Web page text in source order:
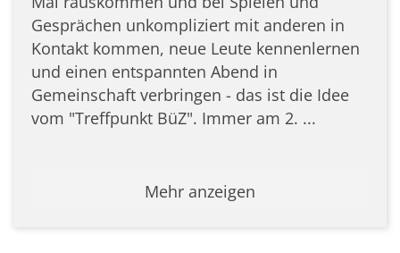
Gesprächen unkompliziert mit anderen in
Kontakt kommen, neue Leute kennenlernen
und einen entspannten Abend in
Gemeinschaft verbringen - das ist die Idee
vom "Treffpunkt BüZ". Immer am 2. ...
Mehr anzeigen